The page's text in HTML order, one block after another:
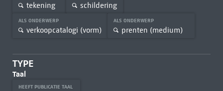
tekening schildering
ALS ONDERWERP
verkoopcatalogi (vorm)
ALS ONDERWERP
prenten (medium)
TYPE
Taal
HEEFT PUBLICATIE TAAL